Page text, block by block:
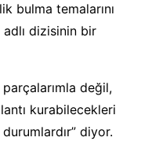
bulma temalarını
adlı dizisinin bir
değil,
kurabilecekleri
diyor.